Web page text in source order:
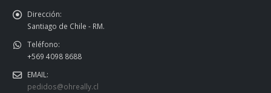
Dirección:
Santiago de Chile - RM.
Teléfono:
+569 4098 8688
EMAIL:
pedidos@ohreally.cl